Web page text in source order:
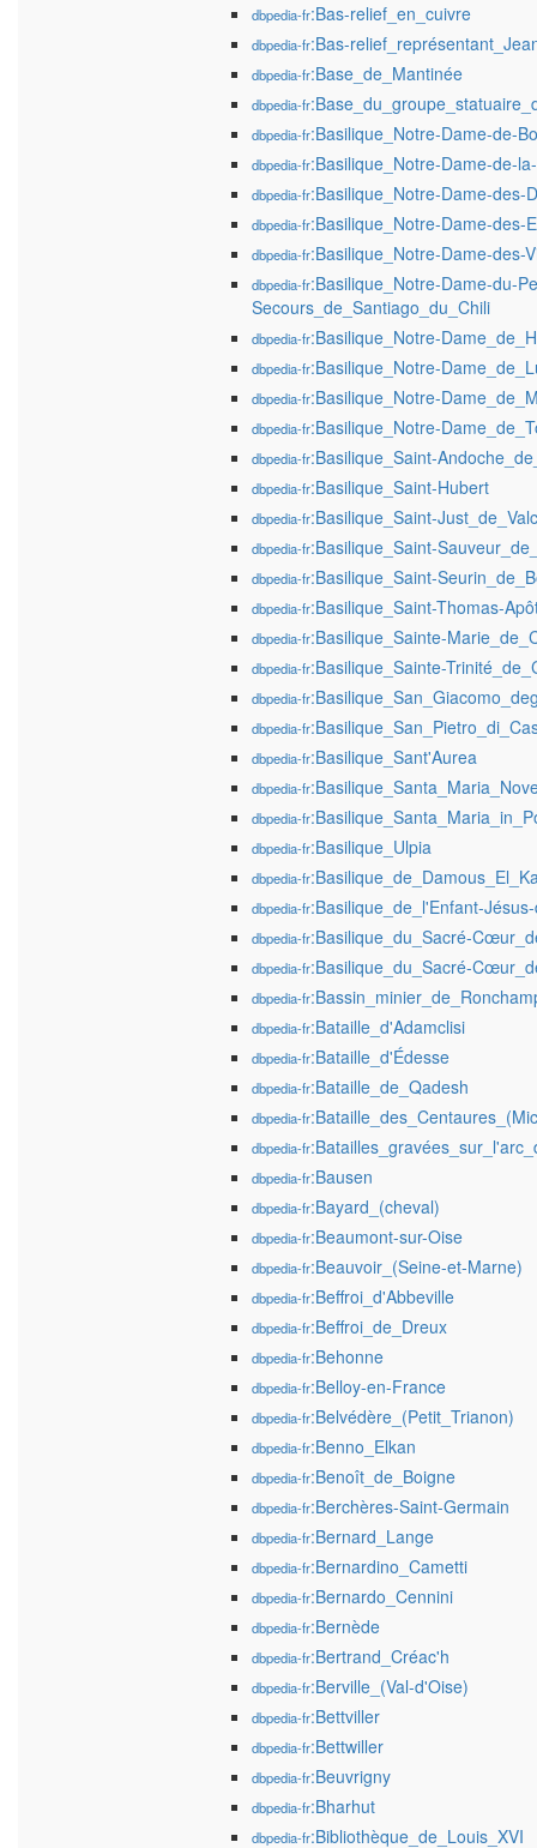
dbpedia-fr:Bas-relief_en_cuivre
dbpedia-fr:Bas-
dbpedia-fr:Base_de_Mantinée
dbpedia-fr
dbpedia-fr:Basilique_Notre-Dame-de-
dbpedia-fr:Basilique_Notre-Dame-de-
dbpedia-fr:Basilique_Notre-Dame-des-
dbpedia-fr:Basilique_Notre-Dame-des-
dbpedia-fr:Basilique_Notre-Dame-des-
dbpedia-fr:Basilique_Notre-Dame-du-
Secours_de_Santiago_du_Chili
dbpedia-fr:Basilique_Notre-
dbpedia-fr:Basilique_Notre-
dbpedia-fr:Basilique_Notre-
dbpedia-fr:Basilique_Notre-
dbpedia-fr:Basilique_Saint-
dbpedia-fr:Basilique_Saint-Hubert
dbpedia-fr:Basilique_Saint-
dbpedia-fr:Basilique_Saint-
dbpedia-fr:Basilique_Saint-
dbpedia-fr:Basilique_Saint-Thomas-
dbpedia-fr:Basilique_Sainte-
dbpedia-fr:Basilique_Sainte-
dbpedia-fr
dbpedia-fr
dbpedia-fr:Basilique_Sant'Aurea
dbpedia-fr
dbpedia-fr
dbpedia-fr:Basilique_Ulpia
dbpedia-fr
dbpedia-fr:Basilique_de_l'Enfant-
dbpedia-fr:Basilique_du_Sacré-
dbpedia-fr:Basilique_du_Sacré-
dbpedia-fr
dbpedia-fr:Bataille_d'Adamclisi
dbpedia-fr:Bataille_d'Édesse
dbpedia-fr:Bataille_de_Qadesh
dbpedia-fr
dbpedia-fr
dbpedia-fr:Bausen
dbpedia-fr:Bayard_(cheval)
dbpedia-fr:Beaumont-sur-Oise
dbpedia-fr:Beauvoir_(Seine-et-Marne)
dbpedia-fr:Beffroi_d'Abbeville
dbpedia-fr:Beffroi_de_Dreux
dbpedia-fr:Behonne
dbpedia-fr:Belloy-en-France
dbpedia-fr:Belvédère_(Petit_Trianon)
dbpedia-fr:Benno_Elkan
dbpedia-fr:Benoît_de_Boigne
dbpedia-fr:Berchères-Saint-Germain
dbpedia-fr:Bernard_Lange
dbpedia-fr:Bernardino_Cametti
dbpedia-fr:Bernardo_Cennini
dbpedia-fr:Bernède
dbpedia-fr:Bertrand_Créac'h
dbpedia-fr:Berville_(Val-d'Oise)
dbpedia-fr:Bettviller
dbpedia-fr:Bettwiller
dbpedia-fr:Beuvrigny
dbpedia-fr:Bharhut
dbpedia-fr:Bibliothèque_de_Louis_XVI